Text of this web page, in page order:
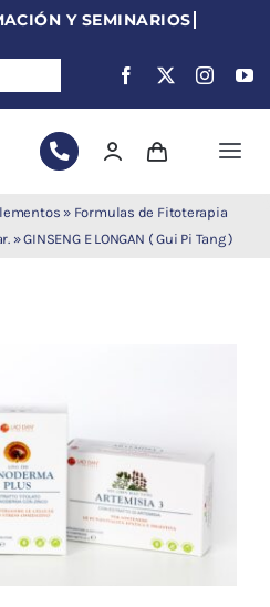
» Formulas de Fitoterapia
»GINSENG E LONGAN ( Gui Pi Tang )